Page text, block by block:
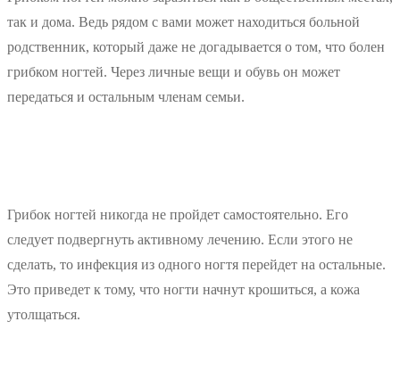
так и дома. Ведь рядом с вами может находиться больной
родственник, который даже не догадывается о том, что болен
грибком ногтей. Через личные вещи и обувь он может
передаться и остальным членам семьи.
Грибок ногтей никогда не пройдет самостоятельно. Его
следует подвергнуть активному лечению. Если этого не
сделать, то инфекция из одного ногтя перейдет на остальные.
Это приведет к тому, что ногти начнут крошиться, а кожа
утолщаться.